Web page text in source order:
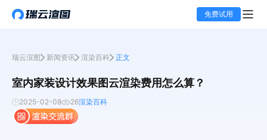
免费试用
瑞云渲图 新闻资讯 渲染百科 正文
室内家装设计效果图云渲染费用怎么算？
2025-02-08 26渲染百科